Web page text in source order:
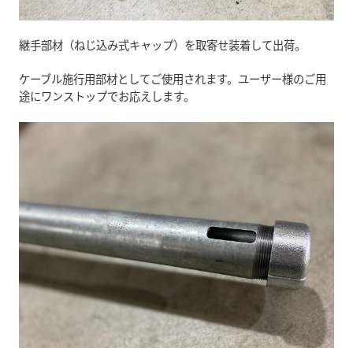
継手部材（ねじ込み式キャップ）を取寄せ装着して出荷。
ケーブル施行用部材としてご使用されます。ユーザー様のご用
途にワンストップでお応えします。